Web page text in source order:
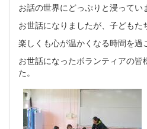
お話の世界にどっぷりと浸ってい
お世話になりましたが、子どもた
楽しくも心が温かくなる時間を過
お世話になったボランティアの皆
た。